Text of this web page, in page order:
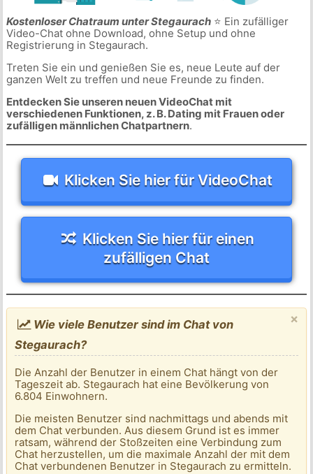
Kostenloser Chatraum unter Stegaurach⭐ Ein zufälliger
Video-Chat ohne Download, ohne Setup und ohne
Registrierung in Stegaurach.
Treten Sie ein und genießen Sie es, neue Leute auf der
ganzen Welt zu treffen und neue Freunde zu finden.
Entdecken Sie unseren neuen VideoChat mit
verschiedenen Funktionen, z. B. Dating mit Frauen oder
zufälligen männlichen Chatpartnern.
Klicken Sie hier für VideoChat
Klicken Sie hier für einen
zufälligen Chat
×
Wie viele Benutzer sind im Chat von
Stegaurach?
Die Anzahl der Benutzer in einem Chat hängt von der
Tageszeit ab. Stegaurach hat eine Bevölkerung von
6.804 Einwohnern.
Die meisten Benutzer sind nachmittags und abends mit
dem Chat verbunden. Aus diesem Grund ist es immer
ratsam, während der Stoßzeiten eine Verbindung zum
Chat herzustellen, um die maximale Anzahl der mit dem
Chat verbundenen Benutzer in Stegaurach zu ermitteln.